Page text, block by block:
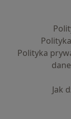
Polityka
Jak